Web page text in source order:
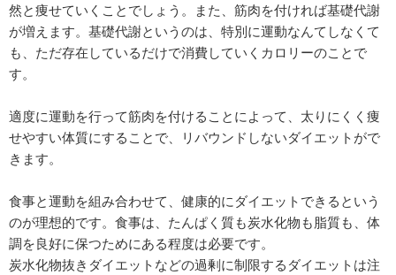
然と痩せていくことでしょう。また、筋肉を付ければ基礎代謝
が増えます。基礎代謝というのは、特別に運動なんてしなくて
も、ただ存在しているだけで消費していくカロリーのことで
す。
適度に運動を行って筋肉を付けることによって、太りにくく痩
せやすい体質にすることで、リバウンドしないダイエットがで
きます。
食事と運動を組み合わせて、健康的にダイエットできるという
のが理想的です。食事は、たんぱく質も炭水化物も脂質も、体
調を良好に保つためにある程度は必要です。
炭水化物抜きダイエットなどの過剰に制限するダイエットは注